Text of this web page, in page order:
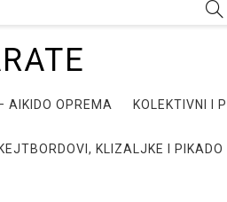
AIKIDO OPREMA KOLEKTIVNI I
KLIZALJKE I PIKADO